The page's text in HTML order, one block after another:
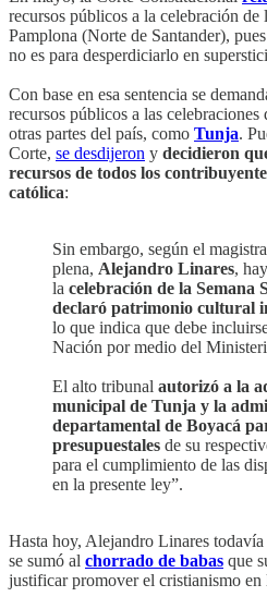
recursos públicos a la celebración de
Pamplona (Norte de Santander),
no es para desperdiciarlo en
Con base en esa sentencia se
recursos públicos a las celebraciones
otras partes del país, como Tunja.
Corte, se desdijeron y decidieron
recursos de todos los
católica:
Sin embargo, según el
plena, Alejandro Linares,
la celebración de la Semana
declaró patrimonio cultural
lo que indica que debe
Nación por medio del
El alto tribunal autorizó a la
municipal de Tunja y la
departamental de Boyacá
presupuestales de su
para el cumplimiento de las
en la presente ley”.
Hasta hoy, Alejandro Linares
se sumó al chorrado de babas que
justificar promover el cristianismo en